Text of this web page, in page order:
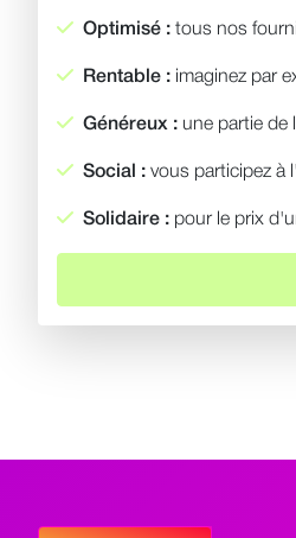
Optimisé : tous nos
Rentable : imaginez par
Généreux : une partie de
Social : vous participez à
Solidaire : pour le prix